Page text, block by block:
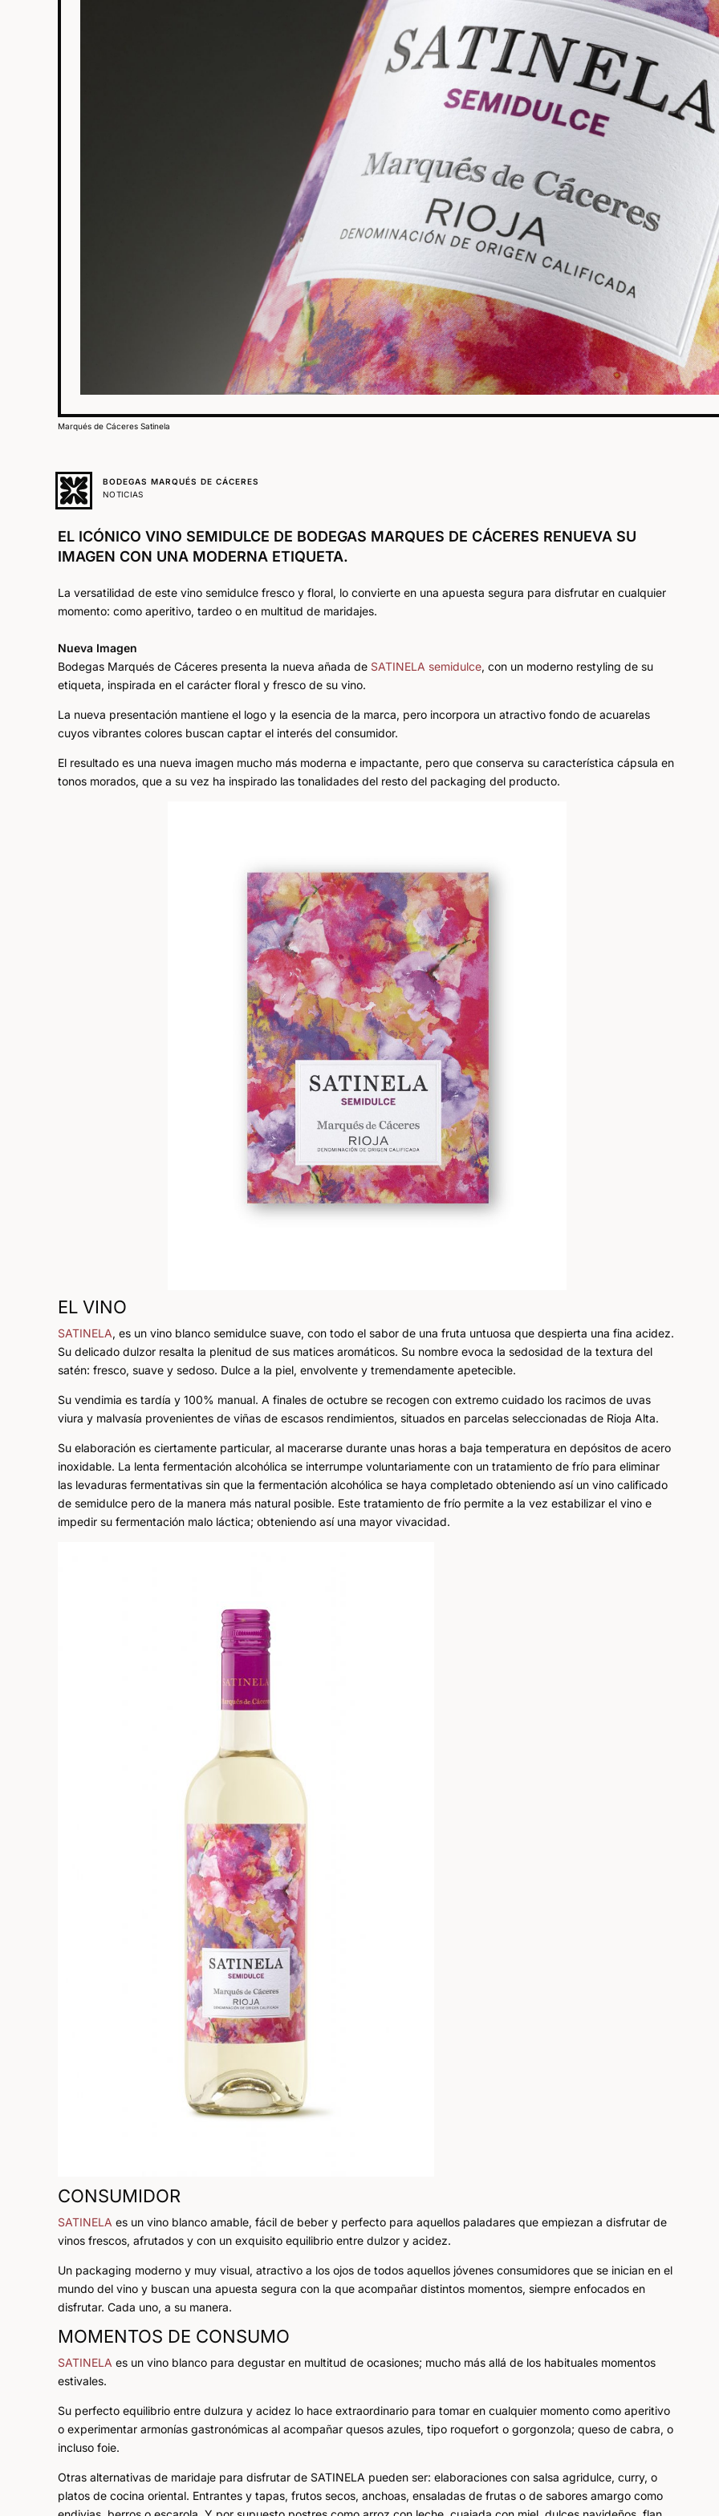
Marqués de Cáceres Satinela
BODEGAS MARQUÉS DE CÁCERES
NOTICIAS
EL ICÓNICO VINO SEMIDULCE DE BODEGAS MARQUES DE CÁCERES RENUEVA SU
IMAGEN CON UNA MODERNA ETIQUETA.
La versatilidad de este vino semidulce fresco y floral, lo convierte en una apuesta segura para disfrutar en cualquier
momento: como aperitivo, tardeo o en multitud de maridajes.
Nueva Imagen
Bodegas Marqués de Cáceres presenta la nueva añada de SATINELA semidulce, con un moderno restyling de su
etiqueta, inspirada en el carácter floral y fresco de su vino.
La nueva presentación mantiene el logo y la esencia de la marca, pero incorpora un atractivo fondo de acuarelas
cuyos vibrantes colores buscan captar el interés del consumidor.
El resultado es una nueva imagen mucho más moderna e impactante, pero que conserva su característica cápsula en
tonos morados, que a su vez ha inspirado las tonalidades del resto del packaging del producto.
EL VINO
SATINELA, es un vino blanco semidulce suave, con todo el sabor de una fruta untuosa que despierta una fina acidez.
Su delicado dulzor resalta la plenitud de sus matices aromáticos. Su nombre evoca la sedosidad de la textura del
satén: fresco, suave y sedoso. Dulce a la piel, envolvente y tremendamente apetecible.
Su vendimia es tardía y 100% manual. A finales de octubre se recogen con extremo cuidado los racimos de uvas
viura y malvasía provenientes de viñas de escasos rendimientos, situados en parcelas seleccionadas de Rioja Alta.
Su elaboración es ciertamente particular, al macerarse durante unas horas a baja temperatura en depósitos de acero
inoxidable. La lenta fermentación alcohólica se interrumpe voluntariamente con un tratamiento de frío para eliminar
las levaduras fermentativas sin que la fermentación alcohólica se haya completado obteniendo así un vino calificado
de semidulce pero de la manera más natural posible. Este tratamiento de frío permite a la vez estabilizar el vino e
impedir su fermentación malo láctica; obteniendo así una mayor vivacidad.
CONSUMIDOR
SATINELA es un vino blanco amable, fácil de beber y perfecto para aquellos paladares que empiezan a disfrutar de
vinos frescos, afrutados y con un exquisito equilibrio entre dulzor y acidez.
Un packaging moderno y muy visual, atractivo a los ojos de todos aquellos jóvenes consumidores que se inician en el
mundo del vino y buscan una apuesta segura con la que acompañar distintos momentos, siempre enfocados en
disfrutar. Cada uno, a su manera.
MOMENTOS DE CONSUMO
SATINELA es un vino blanco para degustar en multitud de ocasiones; mucho más allá de los habituales momentos
estivales.
Su perfecto equilibrio entre dulzura y acidez lo hace extraordinario para tomar en cualquier momento como aperitivo
o experimentar armonías gastronómicas al acompañar quesos azules, tipo roquefort o gorgonzola; queso de cabra, o
incluso foie.
Otras alternativas de maridaje para disfrutar de SATINELA pueden ser: elaboraciones con salsa agridulce, curry, o
platos de cocina oriental. Entrantes y tapas, frutos secos, anchoas, ensaladas de frutas o de sabores amargo como